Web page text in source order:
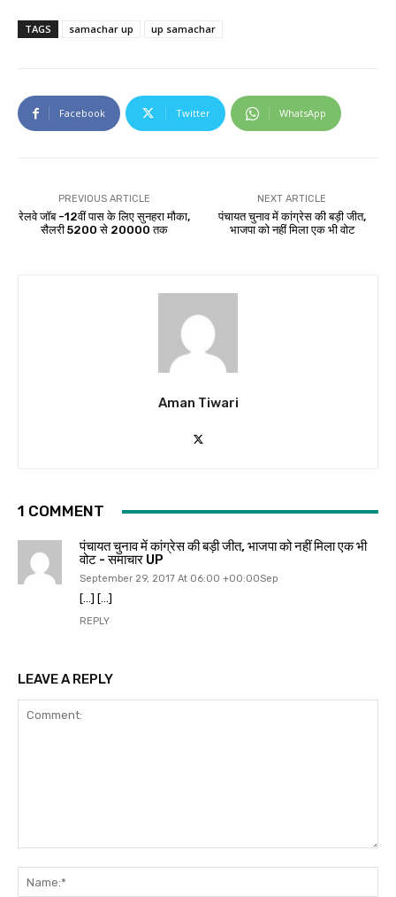
TAGS samachar up up samachar
Facebook Twitter WhatsApp
PREVIOUS ARTICLE
रेलवे जॉब -12वीं पास के लिए सुनहरा मौका,
सैलरी 5200 से 20000 तक
NEXT ARTICLE
पंचायत चुनाव में कांग्रेस की बड़ी जीत,
भाजपा को नहीं मिला एक भी वोट
Aman Tiwari
1 COMMENT
पंचायत चुनाव में कांग्रेस की बड़ी जीत, भाजपा को नहीं मिला एक भी
वोट - समाचार UP
September 29, 2017 At 06:00 +00:00Sep
[…] […]
REPLY
LEAVE A REPLY